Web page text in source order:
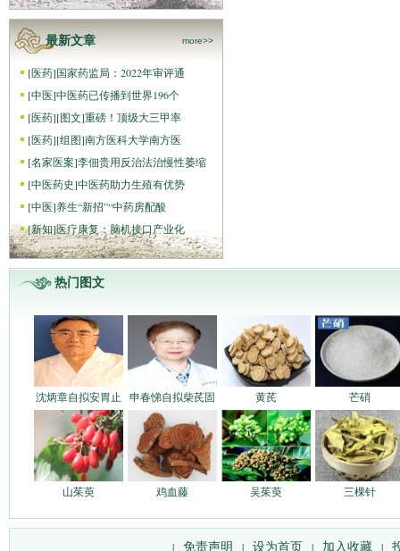
最新文章 more>>
[医药]国家药监局：2022年审评通
[中医]中医药已传播到世界196个
[医药][图文]重磅！顶级大三甲率
[医药][组图]南方医科大学南方医
[名家医案]李佃贵用反治法治慢性萎缩
[中医药史]中医药助力生殖有优势
[中医]养生“新招”“中药房配酸
[新知]医疗康复：脑机接口产业化
热门图文
沈炳章自拟安胃止 申春悌自拟柴芪固 黄芪 芒硝
山茱萸 鸡血藤 吴茱萸 三棵针
| 免责声明 | 设为首页 | 加入收藏 |